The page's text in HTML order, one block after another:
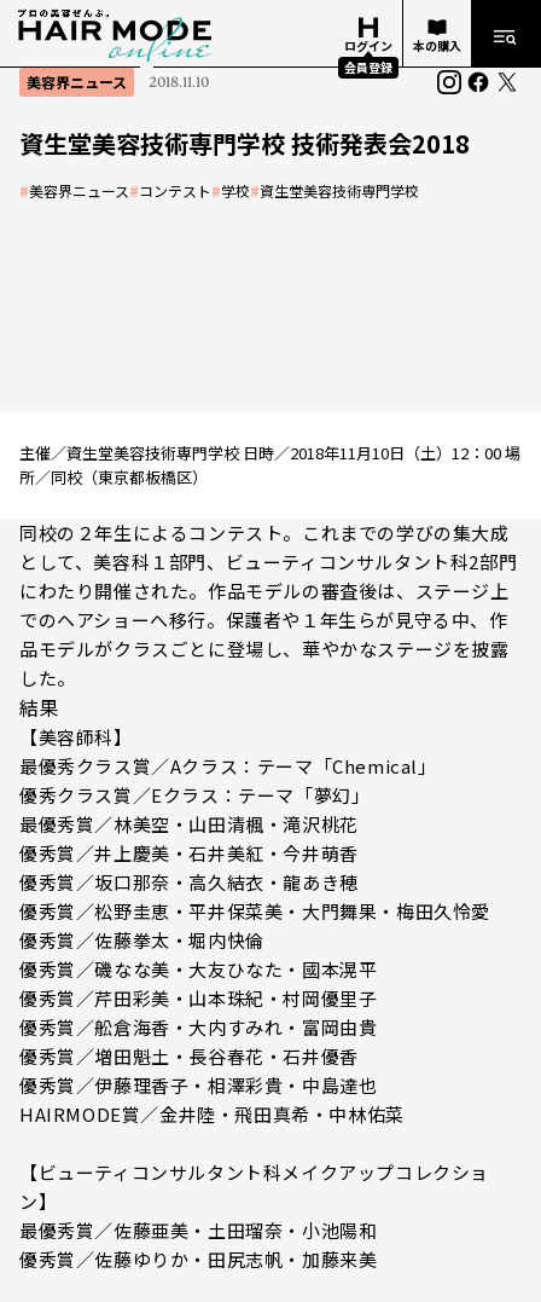
ログイン
会員登録
本の購入
美容界ニュース 2018.11.10
資生堂美容技術専門学校 技術発表会2018
#美容界ニュース#コンテスト#学校#資生堂美容技術専門学校
主催／資生堂美容技術専門学校 日時／2018年11月10日（土）12：00 場
所／同校（東京都板橋区）
同校の２年生によるコンテスト。これまでの学びの集大成
として、美容科１部門、ビューティコンサルタント科2部門
にわたり開催された。作品モデルの審査後は、ステージ上
でのヘアショーへ移行。保護者や１年生らが見守る中、作
品モデルがクラスごとに登場し、華やかなステージを披露
した。
結果
【美容師科】
最優秀クラス賞／Aクラス：テーマ「Chemical」
優秀クラス賞／Eクラス：テーマ「夢幻」
最優秀賞／林美空・山田清楓・滝沢桃花
優秀賞／井上慶美・石井美紅・今井萌香
優秀賞／坂口那奈・高久結衣・龍あき穂
優秀賞／松野圭恵・平井保菜美・大門舞果・梅田久怜愛
優秀賞／佐藤拳太・堀内快倫
優秀賞／磯なな美・大友ひなた・國本滉平
優秀賞／芹田彩美・山本珠紀・村岡優里子
優秀賞／舩倉海香・大内すみれ・富岡由貴
優秀賞／増田魁土・長谷春花・石井優香
優秀賞／伊藤理香子・相澤彩貴・中島達也
HAIRMODE賞／金井陸・飛田真希・中林佑菜
【ビューティコンサルタント科メイクアップコレクショ
ン】
最優秀賞／佐藤亜美・土田瑠奈・小池陽和
優秀賞／佐藤ゆりか・田尻志帆・加藤来美